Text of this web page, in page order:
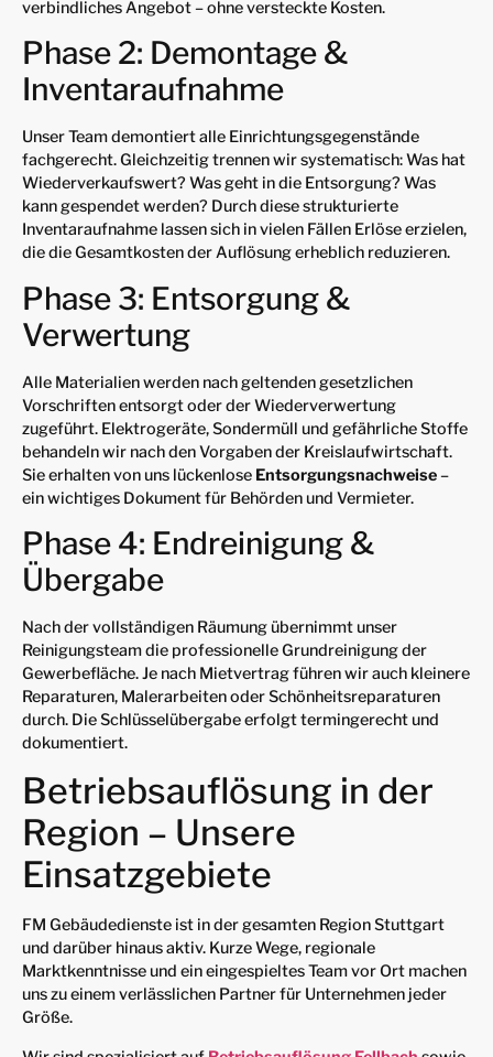
verbindliches Angebot – ohne versteckte Kosten.
Phase 2: Demontage &
Inventaraufnahme
Unser Team demontiert alle Einrichtungsgegenstände
fachgerecht. Gleichzeitig trennen wir systematisch: Was hat
Wiederverkaufswert? Was geht in die Entsorgung? Was
kann gespendet werden? Durch diese strukturierte
Inventaraufnahme lassen sich in vielen Fällen Erlöse erzielen,
die die Gesamtkosten der Auflösung erheblich reduzieren.
Phase 3: Entsorgung &
Verwertung
Alle Materialien werden nach geltenden gesetzlichen
Vorschriften entsorgt oder der Wiederverwertung
zugeführt. Elektrogeräte, Sondermüll und gefährliche Stoffe
behandeln wir nach den Vorgaben der Kreislaufwirtschaft.
Sie erhalten von uns lückenlose Entsorgungsnachweise–
ein wichtiges Dokument für Behörden und Vermieter.
Phase 4: Endreinigung &
Übergabe
Nach der vollständigen Räumung übernimmt unser
Reinigungsteam die professionelle Grundreinigung der
Gewerbefläche. Je nach Mietvertrag führen wir auch kleinere
Reparaturen, Malerarbeiten oder Schönheitsreparaturen
durch. Die Schlüsselübergabe erfolgt termingerecht und
dokumentiert.
Betriebsauflösung in der
Region – Unsere
Einsatzgebiete
FM Gebäudedienste ist in der gesamten Region Stuttgart
und darüber hinaus aktiv. Kurze Wege, regionale
Marktkenntnisse und ein eingespieltes Team vor Ort machen
uns zu einem verlässlichen Partner für Unternehmen jeder
Größe.